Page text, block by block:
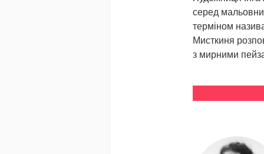
серед
терміном
Мисткиня
з мирними